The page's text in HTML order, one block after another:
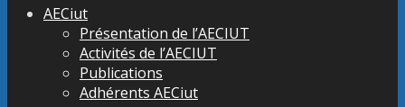
AECiut
Présentation de l’AECIUT
Activités de l’AECIUT
Publications
Adhérents AECiut